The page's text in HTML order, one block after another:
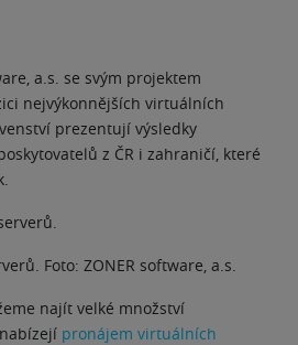
a.s. se svým projektem
nejvýkonnějších virtuálních
prezentují výsledky
z ČR i zahraničí, které
Foto: ZONER software, a.s.
najít velké množství
pronájem virtuálních